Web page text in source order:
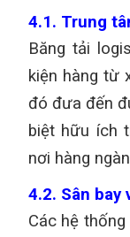
4.1. Trung
Băng tải
kiện hàng từ
đó đưa đến
biệt hữu ích
nơi hàng
4.2. Sân bay
Các hệ